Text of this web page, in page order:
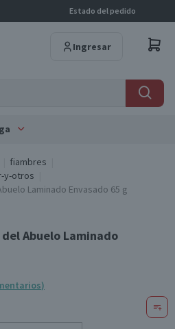
Estado del pedido
Ingresar
fiambres
y-otros
Laminado Envasado 65 g
Abuelo Laminado
)